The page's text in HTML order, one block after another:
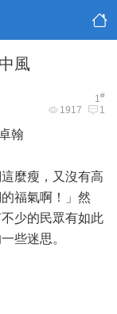
風
1#
1917 1
翰
麼瘦，又沒有高
福氣啊！」然
少的民眾有如此
些迷思。